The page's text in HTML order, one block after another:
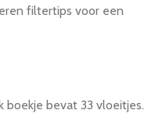
filtertips voor een
boekje bevat 33 vloeitjes.